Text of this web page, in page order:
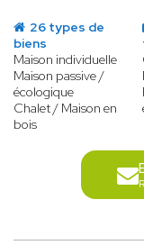
26 types de
biens
Maison individuelle
Maison passive /
écologique
Chalet / Maison en
bois